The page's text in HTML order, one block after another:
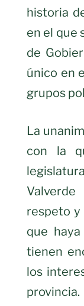
historia
en el que
de
único en
grupos
La
con la
respeto y
que
tienen
los
provincia.